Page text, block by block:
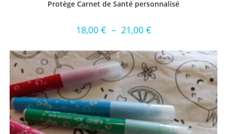
Protège Carnet de Santé personnalisé
18,00 € – 21,00 €